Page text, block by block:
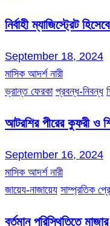
নির্বাহী ম্যাজিস্ট্রেট
September 18, 2024
মাসিক আদর্শ নারী
ভ্রান্ত ফেরকা প্রবন্ধ-নিবন্ধ
আটরশির পীরের কুফরী ও
September 16, 2024
মাসিক আদর্শ নারী
জায়েয-নাজায়েয সাম্প্রতিক
বর্তমান পরিস্থিতিতে